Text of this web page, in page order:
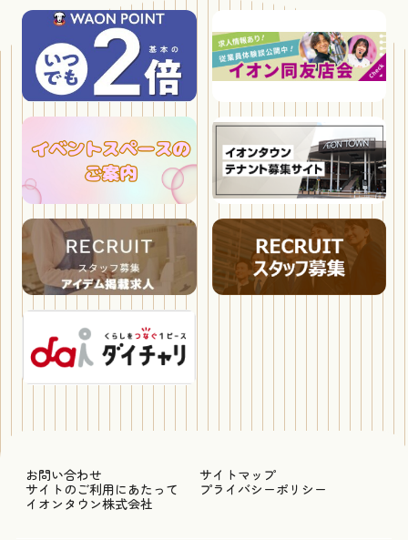
お問い合わせ
サイトマップ
サイトのご利用にあたって
プライバシーポリシー
イオンタウン株式会社